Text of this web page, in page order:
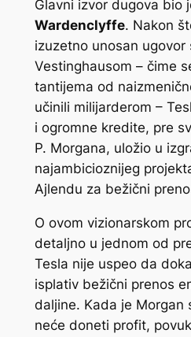
Glavni izvor dugova bio
Wardenclyffe. Nakon
izuzetno unosan ugovor
Vestinghausom – čime
tantijema od
učinili milijarderom –
i ogromne kredite, pre
P. Morgana, uložio u
najambicioznijeg
Ajlendu za bežični
O ovom vizionarskom
detaljno u jednom od
Tesla nije uspeo da
isplativ bežični prenos
daljine. Kada je Morgan
neće doneti profit,